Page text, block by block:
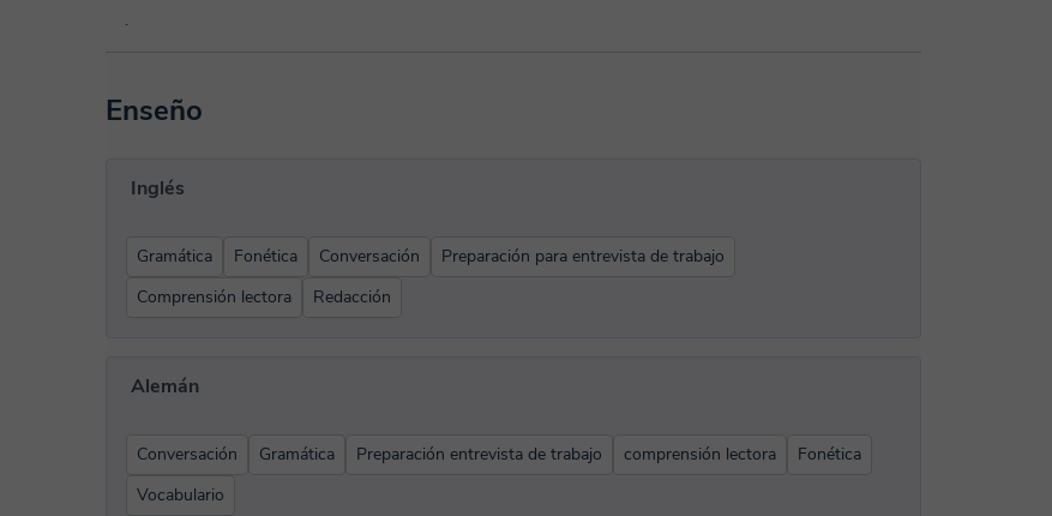
.
Enseño
Inglés
Gramática Fonética Conversación
Preparación para entrevista de trabajo
Comprensión lectora
Redacción
Alemán
Conversación Gramática Preparación entrevista de trabajo comprensión lectora
Fonética
Vocabulario